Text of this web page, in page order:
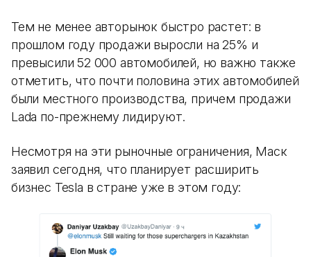
Тем не менее авторынок быстро растет: в
прошлом году продажи выросли на 25% и
превысили 52 000 автомобилей, но важно также
отметить, что почти половина этих автомобилей
были местного производства, причем продажи
Lada по-прежнему лидируют.
Несмотря на эти рыночные ограничения, Маск
заявил сегодня, что планирует расширить
бизнес Tesla в стране уже в этом году: